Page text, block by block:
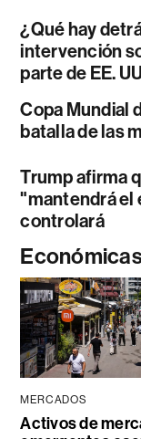
¿Qué hay
intervención
parte de EE.
Copa Mundial
batalla de las
Trump afirma
"mantendrá el
controlará
MERCADOS
Activos de